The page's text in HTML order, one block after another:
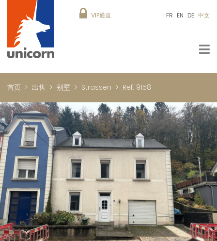
VIP通道 FR EN DE 中文
首页 出售 别墅 Strassen Ref. 9158